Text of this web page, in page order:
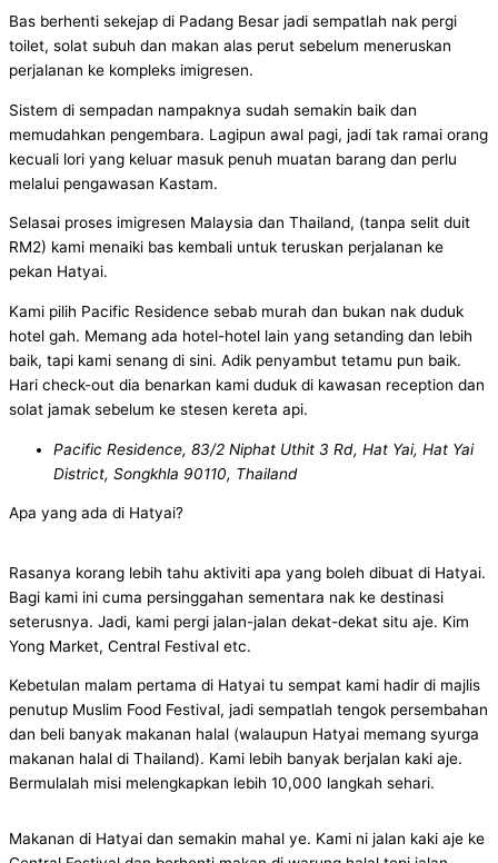
Bas berhenti sekejap di Padang Besar jadi sempatlah nak pergi
toilet, solat subuh dan makan alas perut sebelum meneruskan
perjalanan ke kompleks imigresen.
Sistem di sempadan nampaknya sudah semakin baik dan
memudahkan pengembara. Lagipun awal pagi, jadi tak ramai orang
kecuali lori yang keluar masuk penuh muatan barang dan perlu
melalui pengawasan Kastam.
Selasai proses imigresen Malaysia dan Thailand, (tanpa selit duit
RM2) kami menaiki bas kembali untuk teruskan perjalanan ke
pekan Hatyai.
Kami pilih Pacific Residence sebab murah dan bukan nak duduk
hotel gah. Memang ada hotel-hotel lain yang setanding dan lebih
baik, tapi kami senang di sini. Adik penyambut tetamu pun baik.
Hari check-out dia benarkan kami duduk di kawasan reception dan
solat jamak sebelum ke stesen kereta api.
Pacific Residence, 83/2 Niphat Uthit 3 Rd, Hat Yai, Hat Yai
District, Songkhla 90110, Thailand
Apa yang ada di Hatyai?
Rasanya korang lebih tahu aktiviti apa yang boleh dibuat di Hatyai.
Bagi kami ini cuma persinggahan sementara nak ke destinasi
seterusnya. Jadi, kami pergi jalan-jalan dekat-dekat situ aje. Kim
Yong Market, Central Festival etc.
Kebetulan malam pertama di Hatyai tu sempat kami hadir di majlis
penutup Muslim Food Festival, jadi sempatlah tengok persembahan
dan beli banyak makanan halal (walaupun Hatyai memang syurga
makanan halal di Thailand). Kami lebih banyak berjalan kaki aje.
Bermulalah misi melengkapkan lebih 10,000 langkah sehari.
Makanan di Hatyai dan semakin mahal ye. Kami ni jalan kaki aje ke